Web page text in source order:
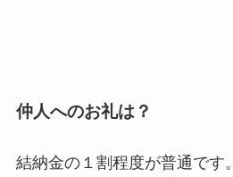
仲人へのお礼は？
結納金の１割程度が普通です。